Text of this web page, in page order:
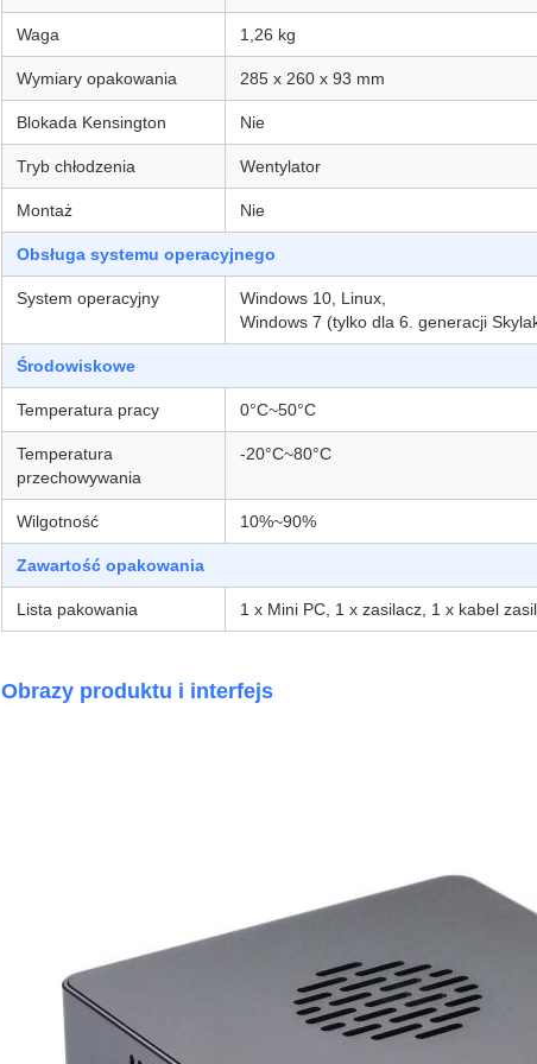
Waga 1,26 kg
Wymiary opakowania 285 x 260 x 93 mm
Blokada Kensington Nie
Tryb chłodzenia Wentylator
Montaż Nie
Obsługa systemu operacyjnego
System operacyjny
Windows 10, Linux,
Windows 7 (tylko dla 6. generacji
Środowiskowe
Temperatura pracy 0°C~50°C
Temperatura
przechowywania
-20°C~80°C
Wilgotność 10%~90%
Zawartość opakowania
Lista pakowania 1 x Mini PC, 1 x zasilacz, 1 x kabel
Obrazy produktu i interfejs